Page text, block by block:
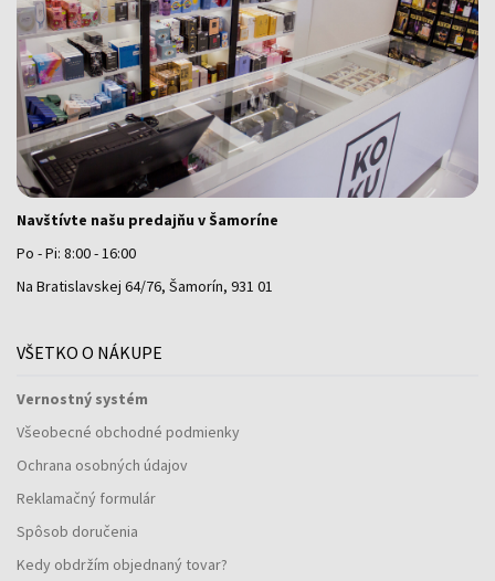
Navštívte našu predajňu v Šamoríne
Po - Pi: 8:00 - 16:00
Na Bratislavskej 64/76, Šamorín, 931 01
VŠETKO O NÁKUPE
Vernostný systém
Všeobecné obchodné podmienky
Ochrana osobných údajov
Reklamačný formulár
Spôsob doručenia
Kedy obdržím objednaný tovar?